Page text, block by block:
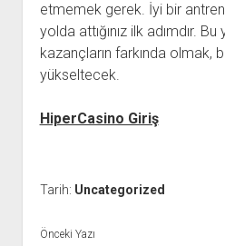
etmemek gerek. İyi bir
yolda attığınız ilk adımdır.
kazançların farkında olmak,
yükseltecek.
HiperCasino Giriş
Tarih: Uncategorized
Önceki Yazı